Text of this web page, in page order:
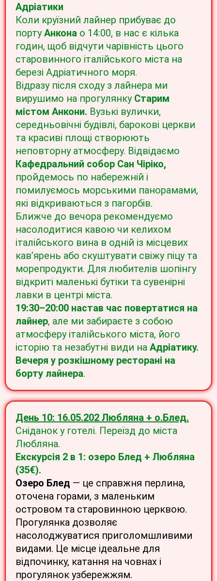
Адріатики
Коли круїзний лайнер прибуває до
портуАнкона о 14:00, в нас є кілька
годин, щоб відчути чарівність цього
старовинного італійського міста на
березі Адріатичного моря.
Відразу після сходу з лайнера ми
вирушимо на прогулянку Старим
містом Анкони. Вузькі вулички,
середньовічні будівлі, барокові церкви
та красиві площі створюють
неповторну атмосферу. Відвідаємо
Кафедральний собор Сан Чіріко,
пройдемось по набережній і
помилуємось морськими панорамами,
які відкриваються з пагорбів.
Ближче до вечора рекомендуємо
насолодитися кавою чи келихом
італійського вина в одній із місцевих
кав’ярень або скуштувати свіжу піцу та
морепродукти. Для любителів шопінгу
відкриті маленькі бутіки та сувенірні
лавки в центрі міста.
19:30–20:00 настав час повертатися на
лайнер, але ми забираєте з собою
атмосферу італійського міста, його
історію та незабутні види на Адріатику.
Вечеря у розкішному ресторані на
борту лайнера.
День 10: 16.05.202 Любляна + о.Блед.
Сніданок у готелі. Переїзд до міста
Любляна.
Екскурсія 2 в 1: озеро Блед + Любляна
(35€).
Озеро Блед — це справжня перлина,
оточена горами, з маленьким
островом та старовинною церквою.
Прогулянка дозволяє
насолоджуватися приголомшливими
видами. Це місце ідеальне для
відпочинку, катання на човнах і
прогулянок узбережжям.